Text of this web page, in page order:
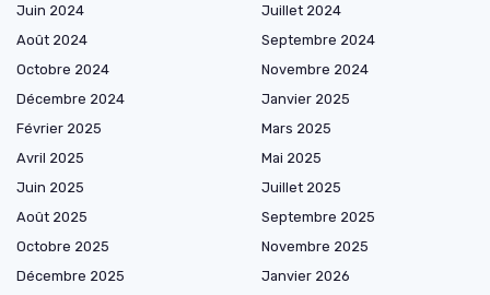
Juin 2024
Juillet 2024
Août 2024
Septembre 2024
Octobre 2024
Novembre 2024
Décembre 2024
Janvier 2025
Février 2025
Mars 2025
Avril 2025
Mai 2025
Juin 2025
Juillet 2025
Août 2025
Septembre 2025
Octobre 2025
Novembre 2025
Décembre 2025
Janvier 2026